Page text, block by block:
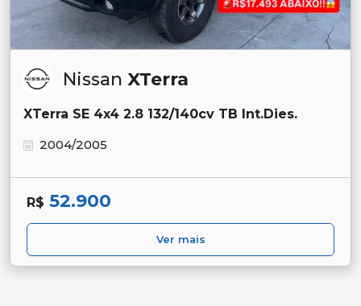
Nissan XTerra
XTerra SE 4x4 2.8 132/140cv TB Int.Dies.
2004/2005
R$ 52.900
Ver mais